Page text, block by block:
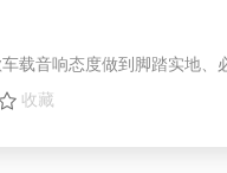
载音响态度做到脚踏实地、
收藏